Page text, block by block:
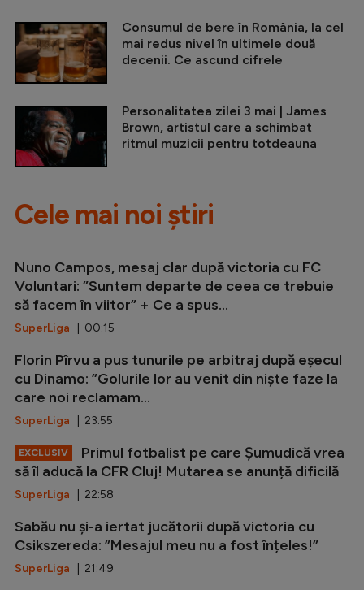
Consumul de bere în România, la cel
mai redus nivel în ultimele două
decenii. Ce ascund cifrele
Personalitatea zilei 3 mai | James
Brown, artistul care a schimbat
ritmul muzicii pentru totdeauna
Cele mai noi știri
Nuno Campos, mesaj clar după victoria cu FC
Voluntari: ”Suntem departe de ceea ce trebuie
să facem în viitor” + Ce a spus...
SuperLiga | 00:15
Florin Pîrvu a pus tunurile pe arbitraj după eșecul
cu Dinamo: ”Golurile lor au venit din niște faze la
care noi reclamam...
SuperLiga | 23:55
EXCLUSIV
Primul fotbalist pe care Șumudică vrea
să îl aducă la CFR Cluj! Mutarea se anunță dificilă
SuperLiga | 22:58
Sabău nu și-a iertat jucătorii după victoria cu
Csikszereda: ”Mesajul meu nu a fost înțeles!”
SuperLiga | 21:49